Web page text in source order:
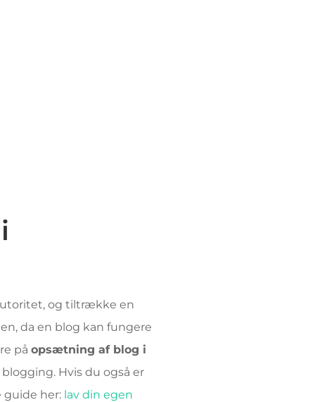
og tiltrække en
da en blog kan fungere
på opsætning af blog i
Hvis du også er
guide her: lav din egen